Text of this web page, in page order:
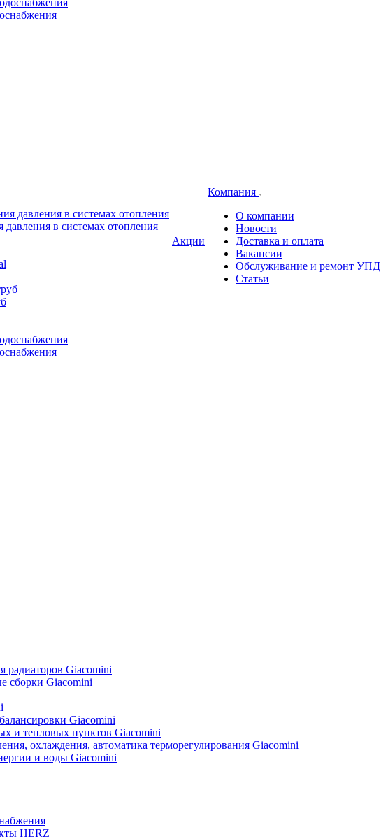
в системах отопления
Акции
Компания
О компании
Новости
Доставка и оплата
Вакансии
Обслуживание и ремонт УПД
Статьи
радиаторов Giacomini
сборки Giacomini
Giacomini
и тепловых пунктов Giacomini
охлаждения, автоматика терморегулирования Giacomini
и воды Giacomini
HERZ